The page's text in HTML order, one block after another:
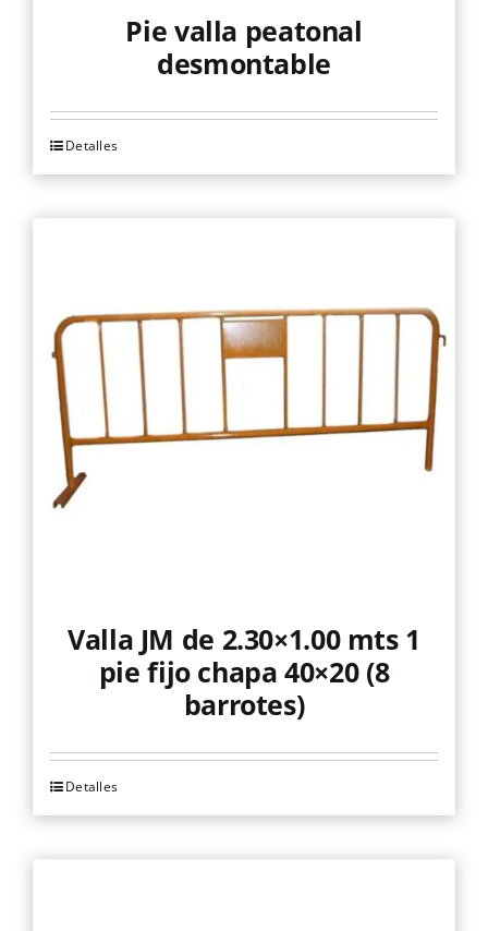
Pie valla peatonal
desmontable
Detalles
Valla JM de 2.30×1.00 mts 1
pie fijo chapa 40×20 (8
barrotes)
Detalles